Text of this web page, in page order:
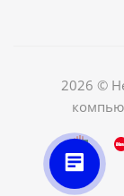
2026 ©